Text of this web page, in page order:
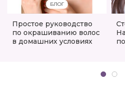
БЛОГ
Простое руководство
по окрашиванию волос
в домашних условиях